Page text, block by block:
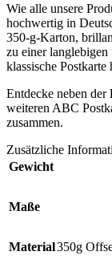
Wie alle unsere
hochwertig in
350-g-Karton,
zu einer
klassische Postkarte
Entdecke neben der
weiteren ABC
zusammen.
Zusätzliche
Gewicht
Maße
Material350g